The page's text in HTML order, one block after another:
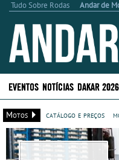
Tudo Sobre Rodas Andar de
EVENTOS NOTÍCIAS DAKAR 2026
Motos catálogo e preços